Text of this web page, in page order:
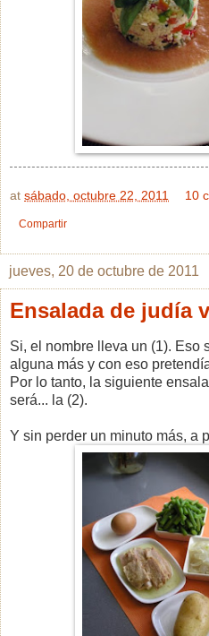
at sábado, octubre 22, 2011 10
Compartir
jueves, 20 de octubre de 2011
Ensalada de judía
Si, el nombre lleva un (1). Eso
alguna más y con eso
Por lo tanto, la siguiente
será... la (2).
Y sin perder un minuto más, a